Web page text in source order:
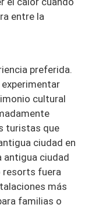
entre la
preferida.
cultural
turistas que
ciudad en
antigua ciudad
resorts fuera
más
familias o